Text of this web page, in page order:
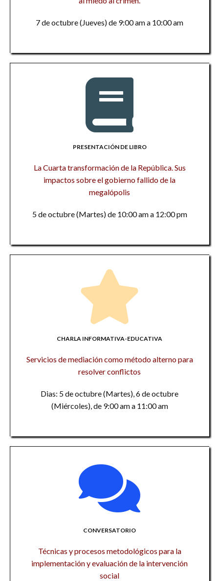
7 de octubre (Jueves) de 9:00 am a 10:00 am
PRESENTACIÓN DE LIBRO
La Cuarta transformación de la República. Sus
impactos sobre el gobierno fallido de la
megalópolis
5 de octubre (Martes) de 10:00 am a 12:00 pm
CHARLA INFORMATIVA-EDUCATIVA
Servicios de mediación como método alterno para
resolver conflictos
Dias: 5 de octubre (Martes), 6 de octubre
(Miércoles), de 9:00 am a 11:00 am
CONVERSATORIO
Técnicas y procesos metodológicos para la
implementación y evaluación de la intervención
social